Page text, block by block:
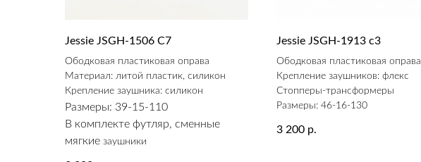
Jessie JSGH-1506 C7
Ободковая пластиковая оправа
Материал: литой пластик, силикон
Крепление заушника: силикон
Размеры: 39-15-110
В комплекте футляр, сменные
мягкие заушники
Jessie JSGH-1913 c3
Ободковая пластиковая оправа
Крепление заушников: флекс
Стопперы-трансформеры
Размеры: 46-16-130
3 200 р.